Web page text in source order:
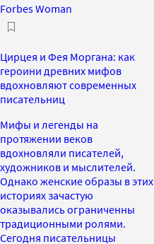
Forbes Woman
Цирцея и Фея Моргана: как
героини древних мифов
вдохновляют современных
писательниц
Мифы и легенды на
протяжении веков
вдохновляли писателей,
художников и мыслителей.
Однако женские образы в этих
историях зачастую
оказывались ограниченны
традиционными ролями.
Сегодня писательницы